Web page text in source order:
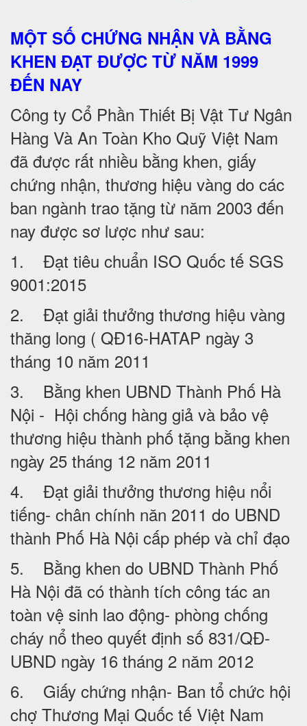
MỘT SỐ CHỨNG NHẬN VÀ BẰNG
KHEN ĐẠT ĐƯỢC TỪ NĂM 1999
ĐẾN NAY
Công ty Cổ Phần Thiết Bị Vật Tư Ngân
Hàng Và An Toàn Kho Quỹ Việt Nam
đã được rất nhiều bằng khen, giấy
chứng nhận, thương hiệu vàng do các
ban ngành trao tặng từ năm 2003 đến
nay được sơ lược như sau:
1. Đạt tiêu chuẩn ISO Quốc tế SGS
9001:2015
2. Đạt giải thưởng thương hiệu vàng
thăng long ( QĐ16-HATAP ngày 3
tháng 10 năm 2011
3. Bằng khen UBND Thành Phố Hà
Nội - Hội chống hàng giả và bảo vệ
thương hiệu thành phố tặng bằng khen
ngày 25 tháng 12 năm 2011
4. Đạt giải thưởng thương hiệu nổi
tiếng- chân chính năn 2011 do UBND
thành Phố Hà Nội cấp phép và chỉ đạo
5. Bằng khen do UBND Thành Phố
Hà Nội đã có thành tích công tác an
toàn vệ sinh lao động- phòng chống
cháy nổ theo quyết định số 831/QĐ-
UBND ngày 16 tháng 2 năm 2012
6. Giấy chứng nhận- Ban tổ chức hội
chợ Thương Mại Quốc tế Việt Nam